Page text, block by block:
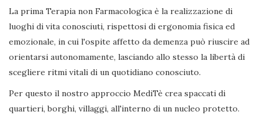
La prima Terapia non Farmacologica è la realizzazione di
luoghi di vita conosciuti, rispettosi di ergonomia fisica ed
emozionale, in cui l'ospite affetto da demenza può riuscire ad
orientarsi autonomamente, lasciando allo stesso la libertà di
scegliere ritmi vitali di un quotidiano conosciuto.
Per questo il nostro approccio MediTè crea spaccati di
quartieri, borghi, villaggi, all'interno di un nucleo protetto.